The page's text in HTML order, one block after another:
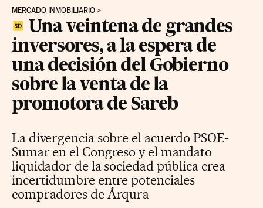
MERCADO INMOBILIARIO
Una veintena de grandes
inversores, a la espera de
una decisión del Gobierno
sobre la venta de la
promotora de Sareb
La divergencia sobre el acuerdo PSOE-
Sumar en el Congreso y el mandato
liquidador de la sociedad pública crea
incertidumbre entre potenciales
compradores de Árqura